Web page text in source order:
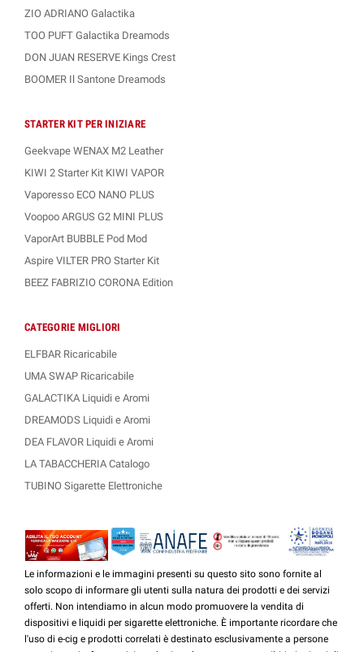
ZIO ADRIANO Galactika
TOO PUFT Galactika Dreamods
DON JUAN RESERVE Kings Crest
BOOMER Il Santone Dreamods
STARTER KIT PER INIZIARE
Geekvape WENAX M2 Leather
KIWI 2 Starter Kit KIWI VAPOR
Vaporesso ECO NANO PLUS
Voopoo ARGUS G2 MINI PLUS
VaporArt BUBBLE Pod Mod
Aspire VILTER PRO Starter Kit
BEEZ FABRIZIO CORONA Edition
CATEGORIE MIGLIORI
ELFBAR Ricaricabile
UMA SWAP Ricaricabile
GALACTIKA Liquidi e Aromi
DREAMODS Liquidi e Aromi
DEA FLAVOR Liquidi e Aromi
LA TABACCHERIA Catalogo
TUBINO Sigarette Elettroniche
Le informazioni e le immagini presenti su questo sito sono fornite al
solo scopo di informare gli utenti sulla natura dei prodotti e dei servizi
offerti. Non intendiamo in alcun modo promuovere la vendita di
dispositivi e liquidi per sigarette elettroniche. È importante ricordare che
l'uso di e-cig e prodotti correlati è destinato esclusivamente a persone